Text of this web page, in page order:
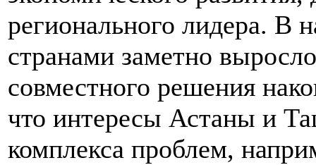
регионального лидера. В
странами заметно
совместного решения
что интересы Астаны и
комплекса проблем,